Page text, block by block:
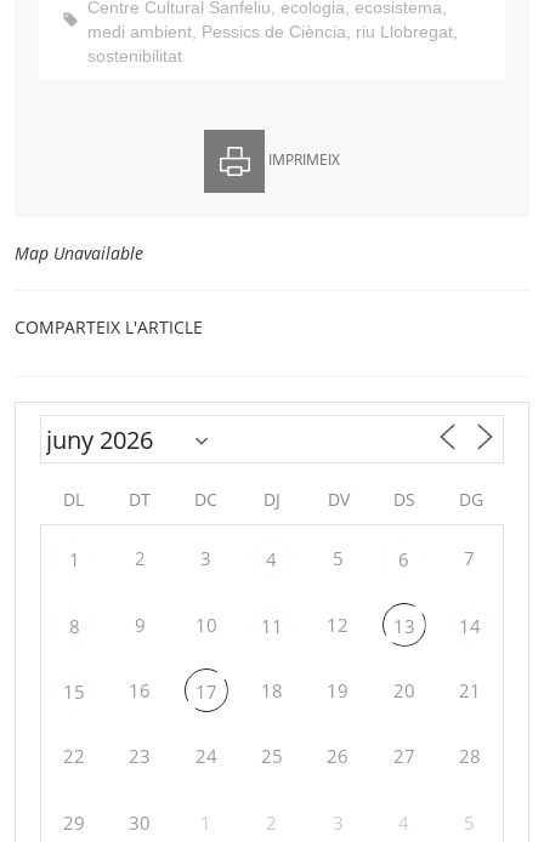
Centre Cultural Sanfeliu, ecologia, ecosistema,
medi ambient, Pessics de Ciència, riu Llobregat,
sostenibilitat
IMPRIMEIX
Map Unavailable
COMPARTEIX L'ARTICLE
DL DT DC DJ DV DS DG
1 2 3 4 5 6 7
8 9 10 11 12 13 14
15 16 17 18 19 20 21
22 23 24 25 26 27 28
29 30 1 2 3 4 5